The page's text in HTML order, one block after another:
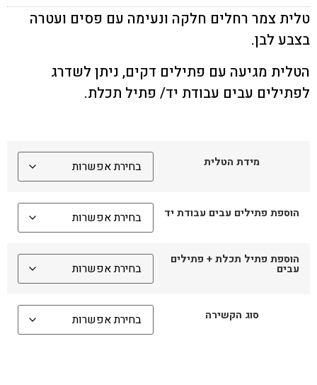
טלית צמר רחלים חלקה ונעימה עם פסים ועטרה
בצבע לבן.
הטלית מגיעה עם פתילים דקים, ניתן לשדרג
לפתילים עבים עבודת יד/ פתיל תכלת.
מידת הטלית
הוספת פתילים עבים עבודת יד
הוספת פתיל תכלת + פתילים
עבים
סוג הקשירה